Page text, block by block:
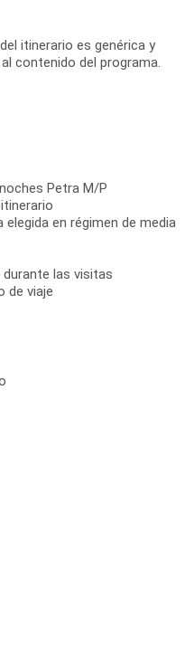
itinerario es genérica y
contenido del programa.
Petra M/P
en régimen de media
durante las visitas
de viaje